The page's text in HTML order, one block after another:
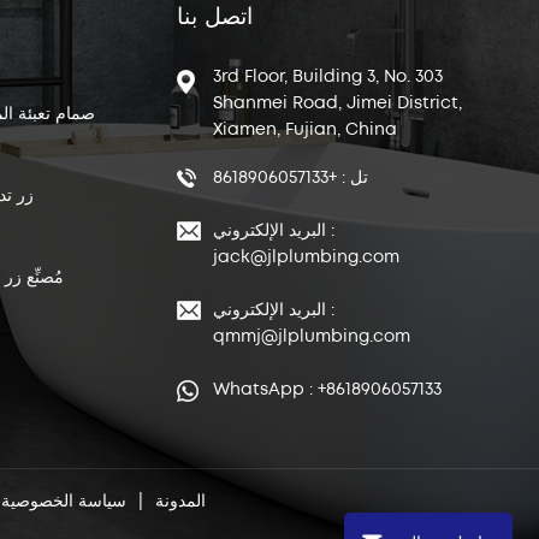
صمام تعبئة
زر
مُصنِّع زر
اتصل بنا
3rd Floor, Building 3, No. 303
Shanmei Road, Jimei District,
Xiamen, Fujian, China
تل : +8618906057133
البريد الإلكتروني :
jack@jlplumbing.com
البريد الإلكتروني :
qmmj@jlplumbing.com
WhatsApp : +8618906057133
المدونة سياسة الخصوصية